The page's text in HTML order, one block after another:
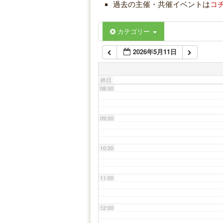
過去の主催・共催イベントはコ
カテゴリー
2026年5月11日
終日
06:00
07:00
08:00
09:00
10:00
11:00
12:00